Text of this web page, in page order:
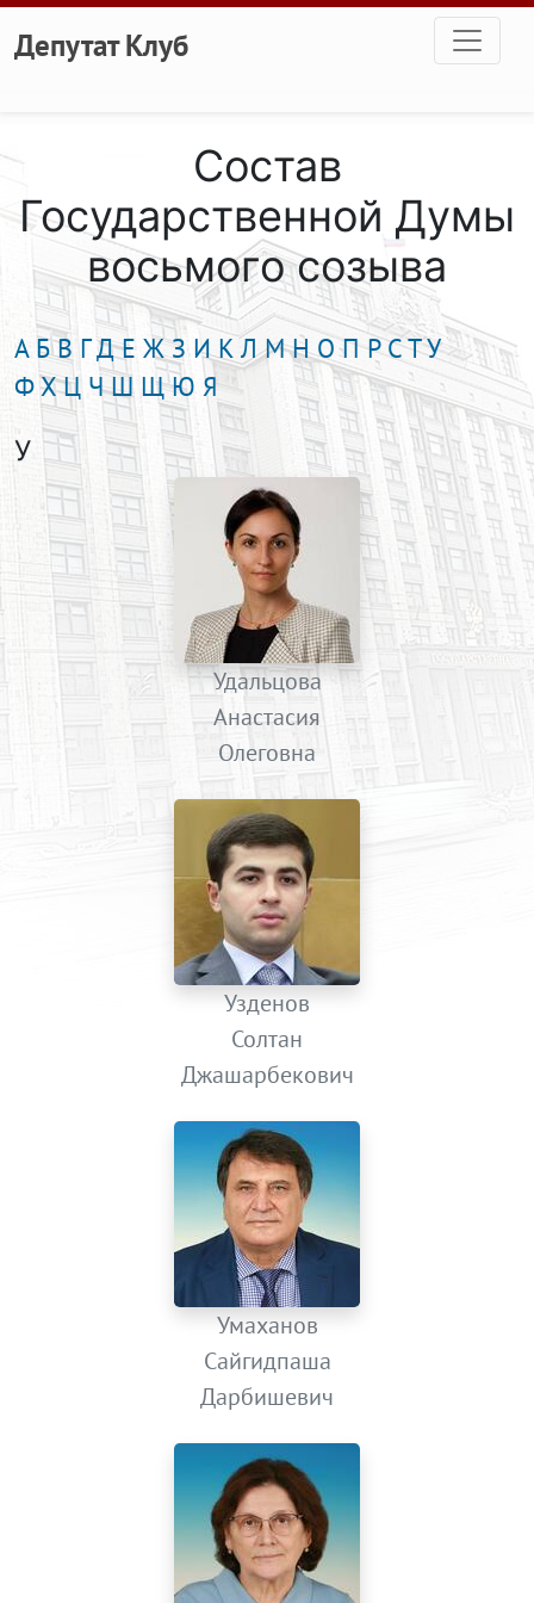
Перейти к основному содержанию
Депутат Клуб
Состав
Государственной Думы
восьмого созыва
А Б В ГД Е Ж З И К Л М Н О П Р СТУ
ФХ Ц Ч Ш Щ Ю Я
У
Удальцова
Анастасия
Олеговна
Узденов
Солтан
Джашарбекович
Умаханов
Сайгидпаша
Дарбишевич